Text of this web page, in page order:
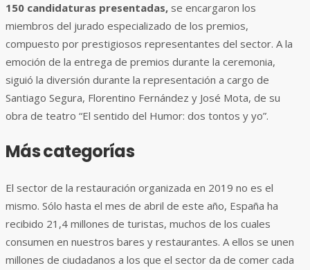
150 candidaturas presentadas, se encargaron los
miembros del jurado especializado de los premios,
compuesto por prestigiosos representantes del sector. A la
emoción de la entrega de premios durante la ceremonia,
siguió la diversión durante la representación a cargo de
Santiago Segura, Florentino Fernández y José Mota, de su
obra de teatro “El sentido del Humor: dos tontos y yo”.
Más categorías
El sector de la restauración organizada en 2019 no es el
mismo. Sólo hasta el mes de abril de este año, España ha
recibido 21,4 millones de turistas, muchos de los cuales
consumen en nuestros bares y restaurantes. A ellos se unen
millones de ciudadanos a los que el sector da de comer cada